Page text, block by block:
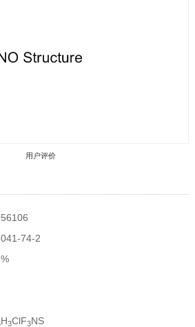
用户评价
74-2
H3ClF3NS